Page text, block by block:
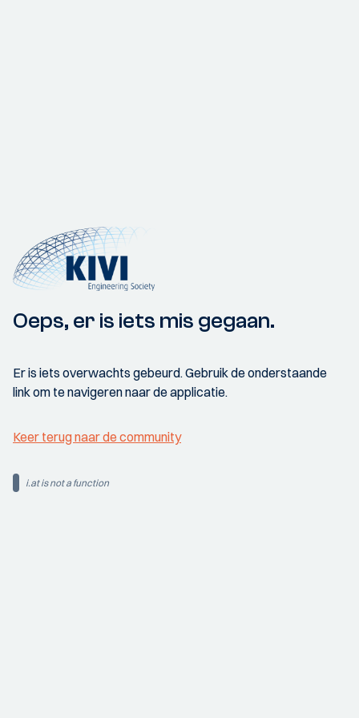
Oeps, er is iets mis gegaan.
Er is iets overwachts gebeurd. Gebruik de onderstaande
link om te navigeren naar de applicatie.
Keer terug naar de community
i.at is not a function